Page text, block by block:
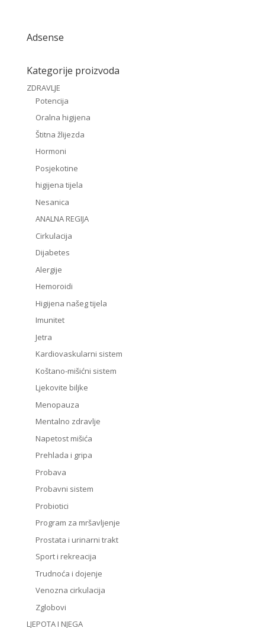
Adsense
Kategorije proizvoda
ZDRAVLJE
Potencija
Oralna higijena
Štitna žlijezda
Hormoni
Posjekotine
higijena tijela
Nesanica
ANALNA REGIJA
Cirkulacija
Dijabetes
Alergije
Hemoroidi
Higijena našeg tijela
Imunitet
Jetra
Kardiovaskularni sistem
Koštano-mišićni sistem
Ljekovite biljke
Menopauza
Mentalno zdravlje
Napetost mišića
Prehlada i gripa
Probava
Probavni sistem
Probiotici
Program za mršavljenje
Prostata i urinarni trakt
Sport i rekreacija
Trudnoća i dojenje
Venozna cirkulacija
Zglobovi
LJEPOTA I NJEGA